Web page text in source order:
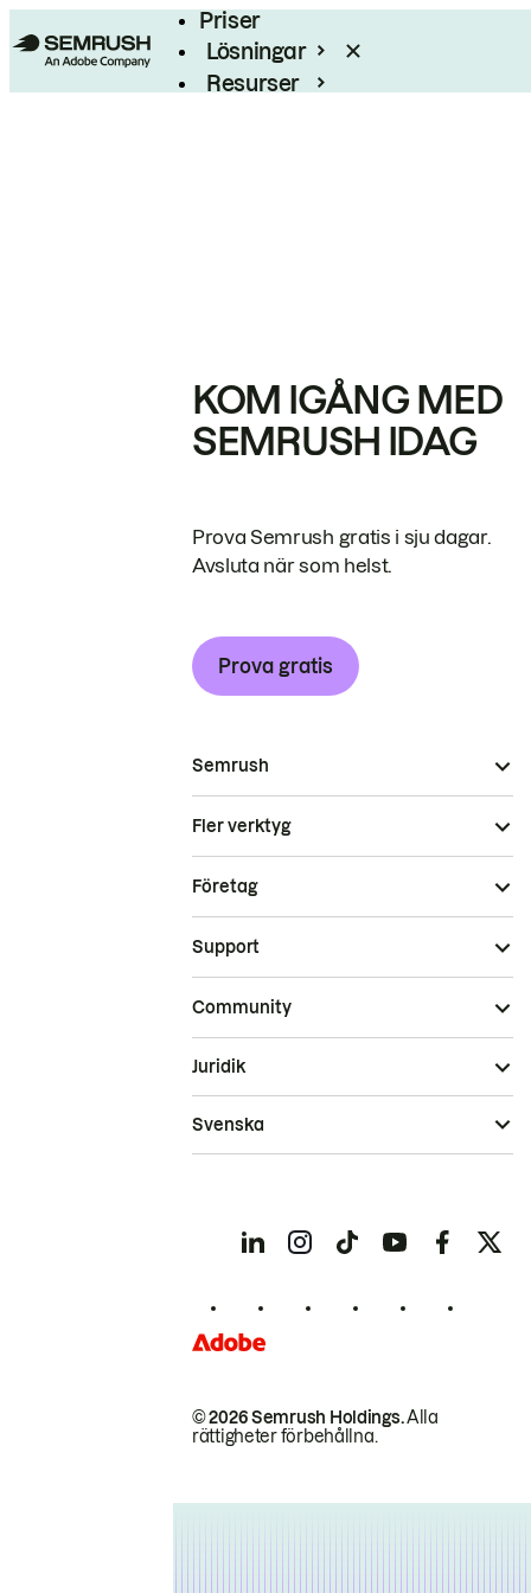
Priser
Lösningar
Resurser
KOM IGÅNG MED
SEMRUSH IDAG
Prova Semrush gratis i sju dagar.
Avsluta när som helst.
Prova gratis
Semrush
Fler verktyg
Företag
Support
Community
© 2026 Semrush Holdings.Alla
rättigheter förbehållna.
Juridik
Svenska